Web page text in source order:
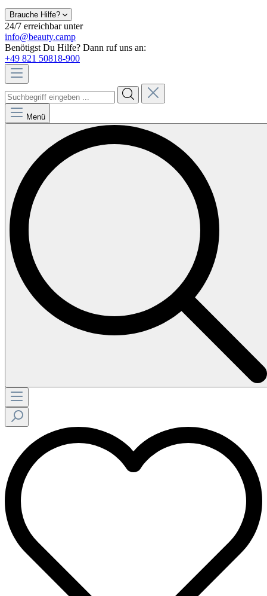
Brauche Hilfe?
24/7 erreichbar unter
info@beauty.camp
Benötigst Du Hilfe? Dann ruf uns an:
+49 821 50818-900
Menü